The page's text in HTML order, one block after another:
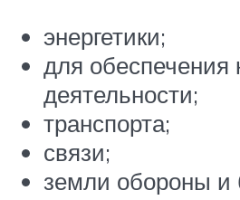
энергетики;
для обеспечения
деятельности;
транспорта;
связи;
земли обороны и